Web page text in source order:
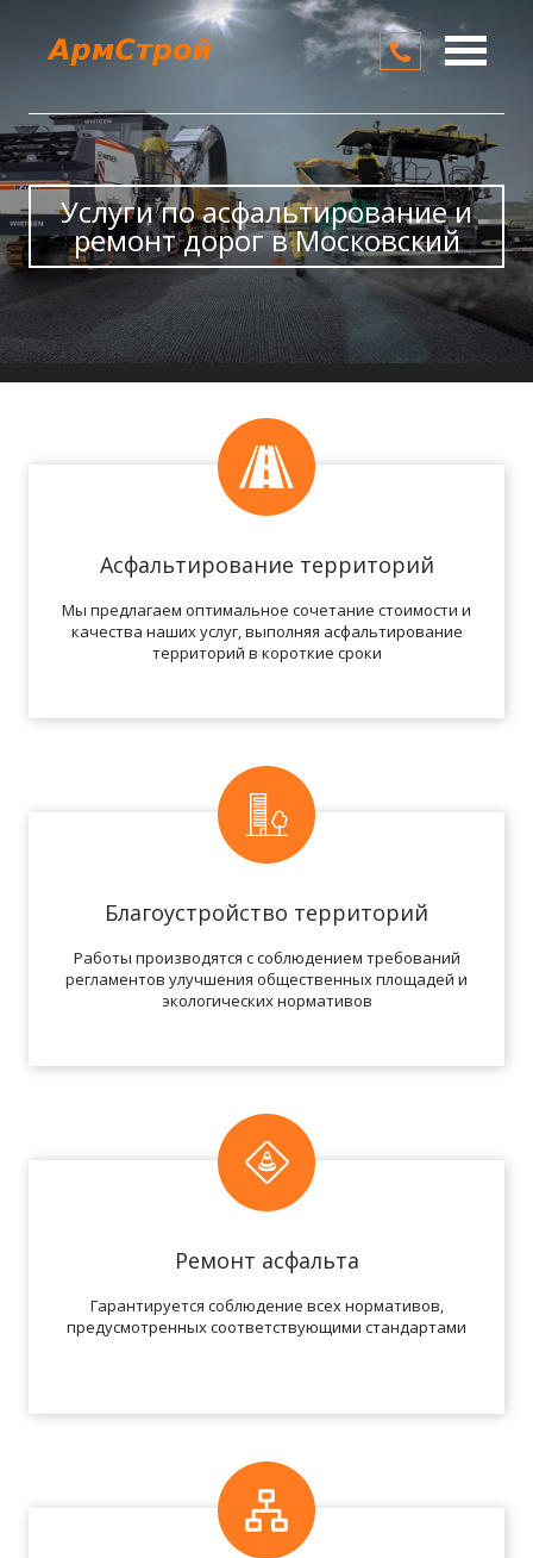
О компании
Услуги
Цены
Контакты
Услуги по асфальтирование и
ремонт дорог в Московский
Асфальтирование территорий
Мы предлагаем оптимальное сочетание стоимости и
качества наших услуг, выполняя асфальтирование
территорий в короткие сроки
Благоустройство территорий
Работы производятся с соблюдением требований
регламентов улучшения общественных площадей и
экологических нормативов
Ремонт асфальта
Гарантируется соблюдение всех нормативов,
предусмотренных соответствующими стандартами